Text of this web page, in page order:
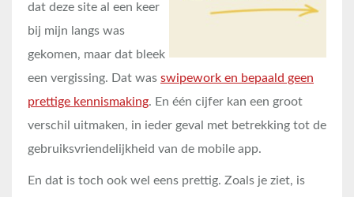
dat deze site al een keer
bij mijn langs was
gekomen, maar dat bleek
een vergissing. Dat was swipework en bepaald geen
prettige kennismaking. En één cijfer kan een groot
verschil uitmaken, in ieder geval met betrekking tot de
gebruiksvriendelijkheid van de mobile app.
En dat is toch ook wel eens prettig. Zoals je ziet, is